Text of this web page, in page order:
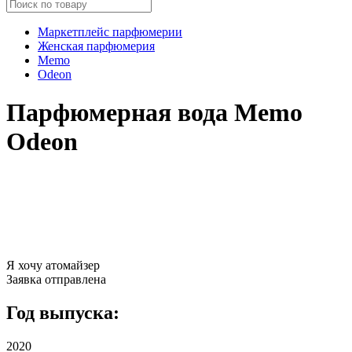
Маркетплейс парфюмерии
Женская парфюмерия
Memo
Odeon
Парфюмерная вода Memo
Odeon
Я хочу атомайзер
Заявка отправлена
Год выпуска:
2020